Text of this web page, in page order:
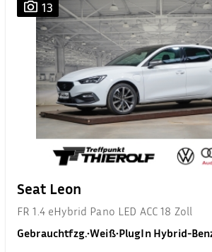
13
Seat Leon
FR 1.4 eHybrid Pano LED ACC 18 Zoll
Gebrauchtfzg.•Weiß•PlugIn Hybrid-